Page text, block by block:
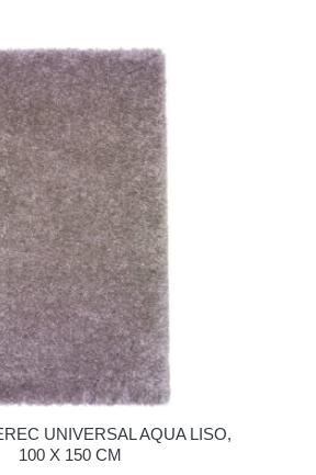
UNIVERSAL AQUA LISO,
100 X 150 CM